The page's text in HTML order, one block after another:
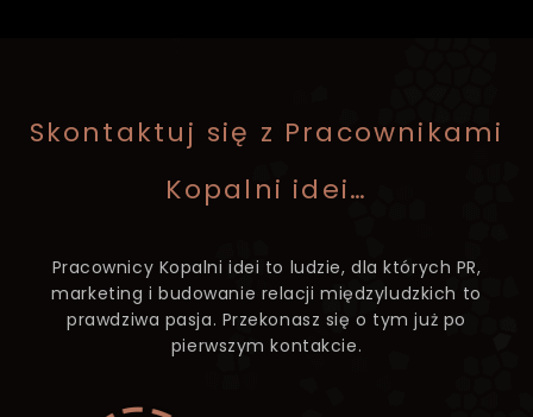
Skontaktuj się z Pracownikami
Kopalni idei…
Pracownicy Kopalni idei to ludzie, dla których PR,
marketing i budowanie relacji międzyludzkich to
prawdziwa pasja. Przekonasz się o tym już po
pierwszym kontakcie.